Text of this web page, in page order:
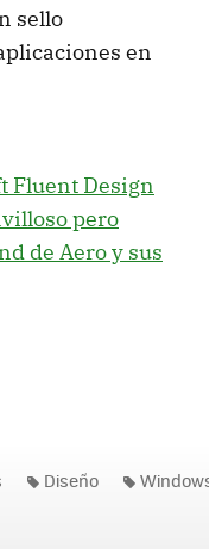
sello
en
Fluent Design
pero
de Aero y sus
Diseño